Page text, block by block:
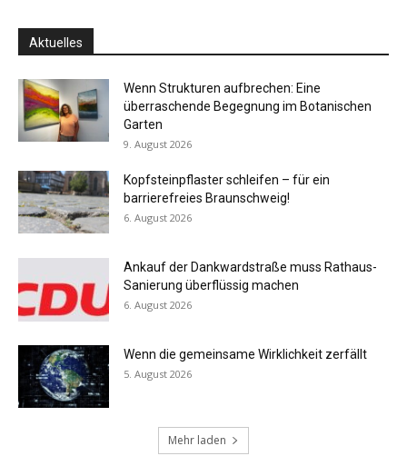
Aktuelles
Wenn Strukturen aufbrechen: Eine
überraschende Begegnung im Botanischen
Garten
9. August 2026
Kopfsteinpflaster schleifen – für ein
barrierefreies Braunschweig!
6. August 2026
Ankauf der Dankwardstraße muss Rathaus-
Sanierung überflüssig machen
6. August 2026
Wenn die gemeinsame Wirklichkeit zerfällt
5. August 2026
Mehr laden